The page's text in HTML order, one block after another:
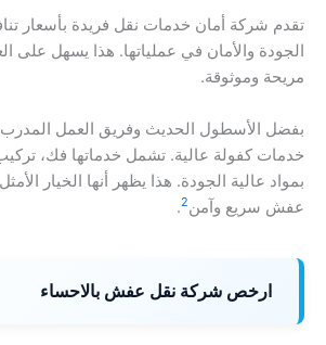
تقدم شركة أمان خدمات نقل فريدة بأسعار
الجودة والأمان في عملياتها. هذا يسهل على
مريحة وموثوقة.
بفضل الأسطول الحديث وفريق العمل
خدمات كفولة عالية. تشمل خدماتها فك،
بمواد عالية الجودة. هذا يظهر أنها الخيار
عفش سريع وآمن2
.
ارخص شركة نقل عفش بالاحساء